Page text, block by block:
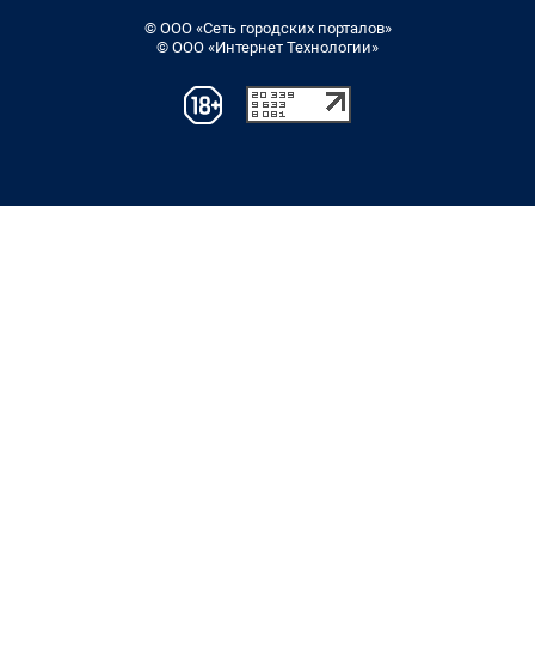
© ООО «Сеть городских порталов»
© ООО «Интернет Технологии»